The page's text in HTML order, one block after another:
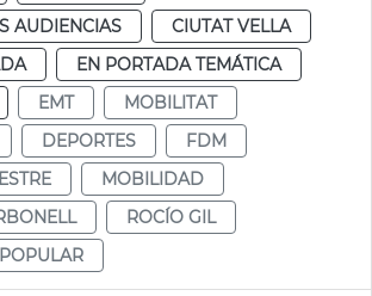
AUDIENCIAS
CIUTAT VELLA
EN PORTADA TEMÁTICA
EMT
MOBILITAT
DEPORTES
FDM
MOBILIDAD
ROCÍO GIL